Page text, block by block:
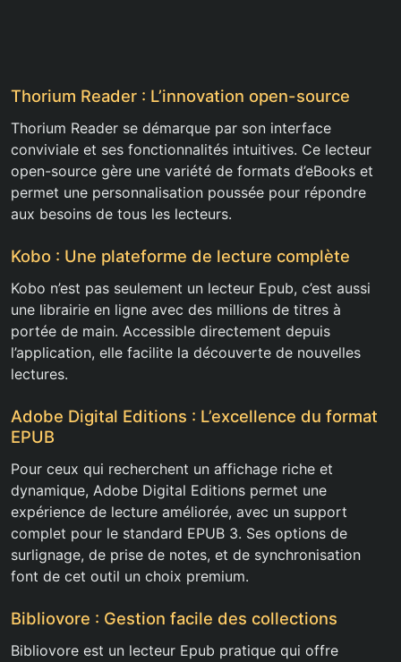
Thorium Reader : L’innovation open-source
Thorium Reader se démarque par son interface
conviviale et ses fonctionnalités intuitives. Ce lecteur
open-source gère une variété de formats d’eBooks et
permet une personnalisation poussée pour répondre
aux besoins de tous les lecteurs.
Kobo : Une plateforme de lecture complète
Kobo n’est pas seulement un lecteur Epub, c’est aussi
une librairie en ligne avec des millions de titres à
portée de main. Accessible directement depuis
l’application, elle facilite la découverte de nouvelles
lectures.
Adobe Digital Editions : L’excellence du format
EPUB
Pour ceux qui recherchent un affichage riche et
dynamique, Adobe Digital Editions permet une
expérience de lecture améliorée, avec un support
complet pour le standard EPUB 3. Ses options de
surlignage, de prise de notes, et de synchronisation
font de cet outil un choix premium.
Bibliovore : Gestion facile des collections
Bibliovore est un lecteur Epub pratique qui offre